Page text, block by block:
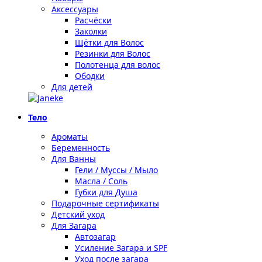
Аксессуары
Расчёски
Заколки
Щётки для Волос
Резинки для Волос
Полотенца для волос
Ободки
Для детей
Тело
Ароматы
Беременность
Для Ванны
Гели / Муссы / Мыло
Масла / Соль
Губки для Душа
Подарочные сертификаты
Детский уход
Для Загара
Автозагар
Усиление Загара и SPF
Уход после загара